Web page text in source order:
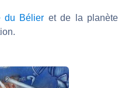
du Bélier et de la planète